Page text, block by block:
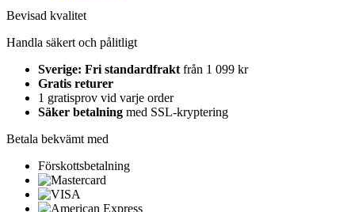
Bevisad kvalitet
Handla säkert och pålitligt
Sverige: Fri standardfrakt från 1 099 kr
Gratis returer
1 gratisprov vid varje order
Säker betalning med SSL-kryptering
Betala bekvämt med
Förskottsbetalning